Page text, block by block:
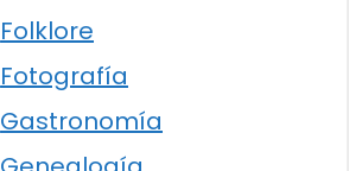
Folklore
Fotografía
Gastronomía